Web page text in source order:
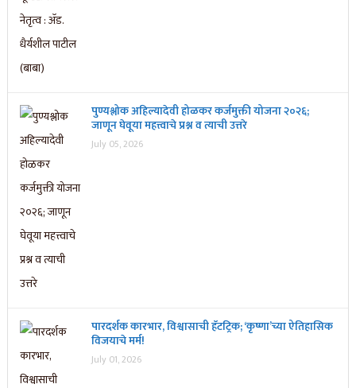
पुण्यश्लोक अहिल्यादेवी होळकर कर्जमुक्ती योजना २०२६;
जाणून घेवूया महत्त्वाचे प्रश्न व त्याची उत्तरे
July 05, 2026
पारदर्शक कारभार, विश्वासाची हॅटट्रिक; ‘कृष्णा’च्या ऐतिहासिक
विजयाचे मर्म!
July 01, 2026